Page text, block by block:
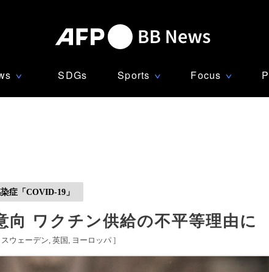
∨ SDGs Sports ∨ Focus ∨
症「COVID-19」
向 ワクチン供給の不平等理由に
スウェーデン 英国 ヨーロッパ ]